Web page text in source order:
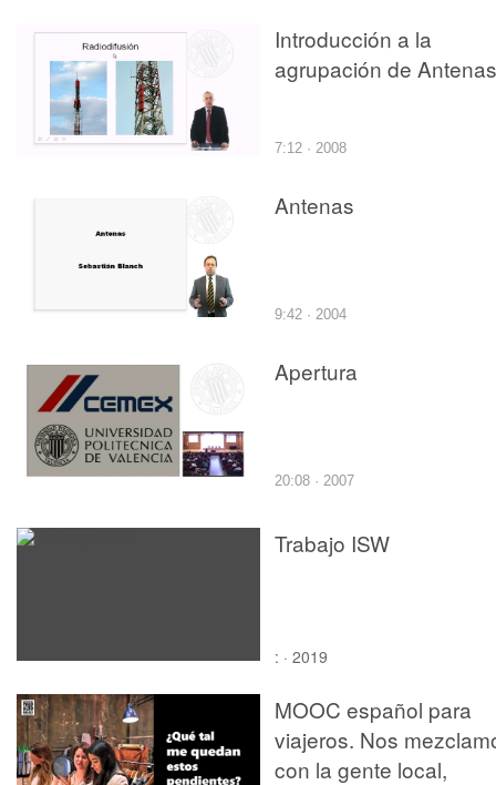
Introducción a la
agrupación de Antenas
7:12 · 2008
Antenas
9:42 · 2004
Apertura
20:08 · 2007
Trabajo ISW
: · 2019
MOOC español para
viajeros. Nos
con la gente local,